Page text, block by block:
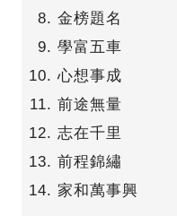
金榜題名
學富五車
心想事成
前途無量
志在千里
前程錦繡
家和萬事興